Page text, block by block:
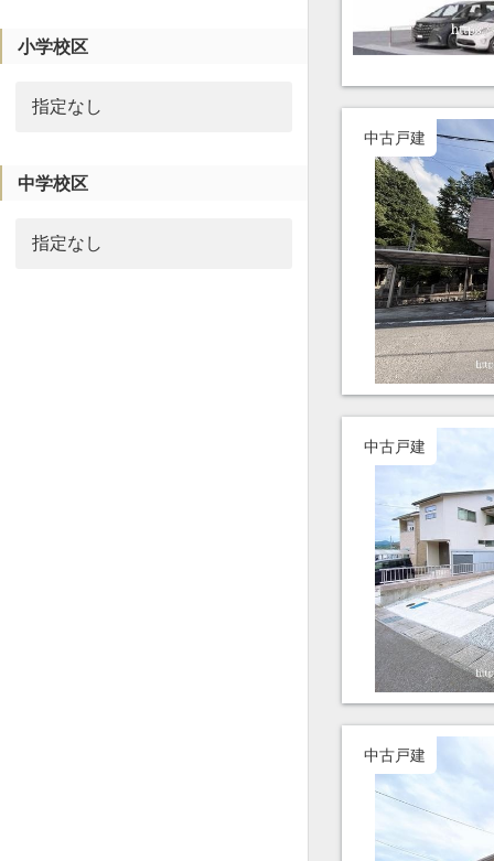
小学校区
中学校区
中古戸建
中古戸建
中古戸建